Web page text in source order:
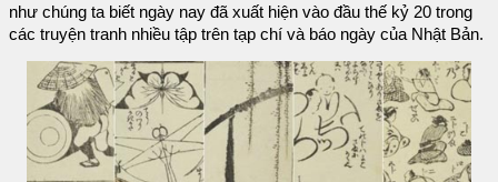
như chúng ta biết ngày nay đã xuất hiện vào đầu thế kỷ 20 trong
các truyện tranh nhiều tập trên tạp chí và báo ngày của Nhật Bản.